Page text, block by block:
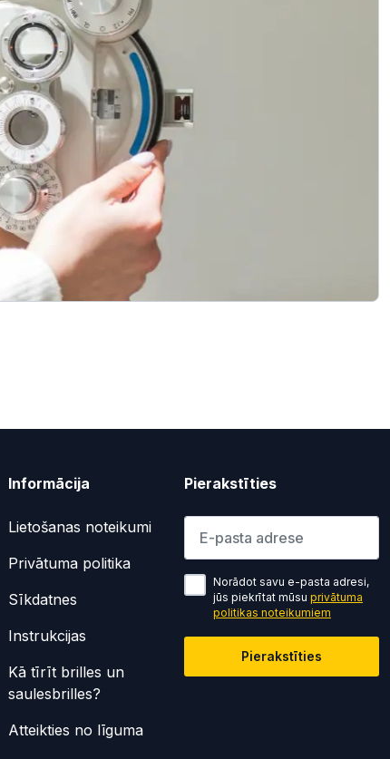
Informācija
Lietošanas noteikumi
Privātuma politika
Sīkdatnes
Instrukcijas
Kā tīrīt brilles un
saulesbrilles?
Atteikties no līguma
Pierakstīties
Lūdzu ievadiet e-pasta adresi
Norādot savu e-pasta adresi,
jūs piekrītat mūsu privātuma
politikas noteikumiem
Pierakstīties